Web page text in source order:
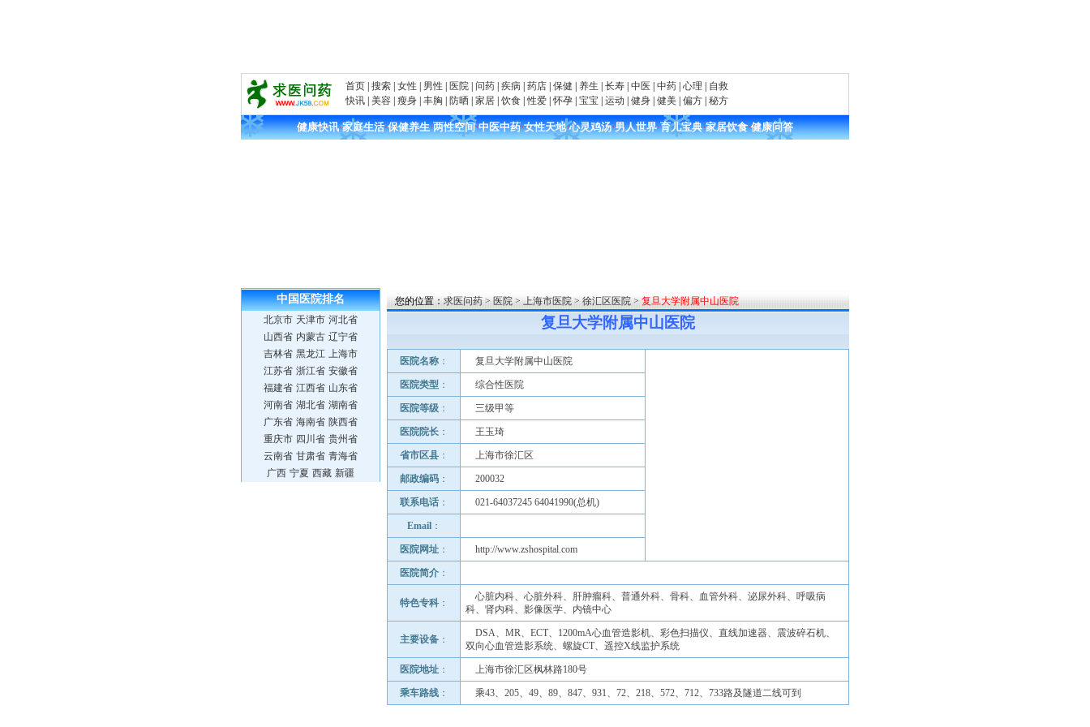
首页 搜索 女性 男性 医院 问药 疾病 药店 保健 养生 长寿 中医 中药 心理
自救
快讯 美容 瘦身 丰胸 防晒 家居 饮食 |性爱 |怀孕 宝宝 运动 健身 健美 偏方 秘方
健康快讯·家庭生活·保健养生·两性空间·中医中药·女性天地·心灵鸡汤·男人世界·育儿宝典·家居饮食·健康问答
中国医院排名
北京市 天津市 河北省
山西省 内蒙古 辽宁省
吉林省 黑龙江 上海市
江苏省 浙江省 安徽省
福建省 江西省 山东省
河南省 湖北省 湖南省
广东省 海南省 陕西省
重庆市 四川省 贵州省
云南省 甘肃省 青海省
广西 宁夏 西藏 新疆
您的位置：求医问药 > 医院 > 上海市医院 > 徐汇区医院 > 复旦大学附属中山医院
复旦大学附属中山医院
医院名称： 复旦大学附属中山医院
医院类型： 综合性医院
医院等级： 三级甲等
医院院长： 王玉琦
省市区县： 上海市徐汇区
邮政编码： 200032
联系电话： 021-64037245 64041990(总机)
Email：
医院网址： http://www.zshospital.com
医院简介：
特色专科：
心脏内科、心脏外科、肝肿瘤科、普通外科、骨科、血管外科、泌尿外科、呼吸病
科、肾内科、影像医学、内镜中心
主要设备：
DSA、MR、ECT、1200mA心血管造影机、彩色扫描仪、直线加速器、震波碎石机、
双向心血管造影系统、螺旋CT、遥控X线监护系统
医院地址： 上海市徐汇区枫林路180号
乘车路线： 乘43、205、49、89、847、931、72、218、572、712、733路及隧道二线可到